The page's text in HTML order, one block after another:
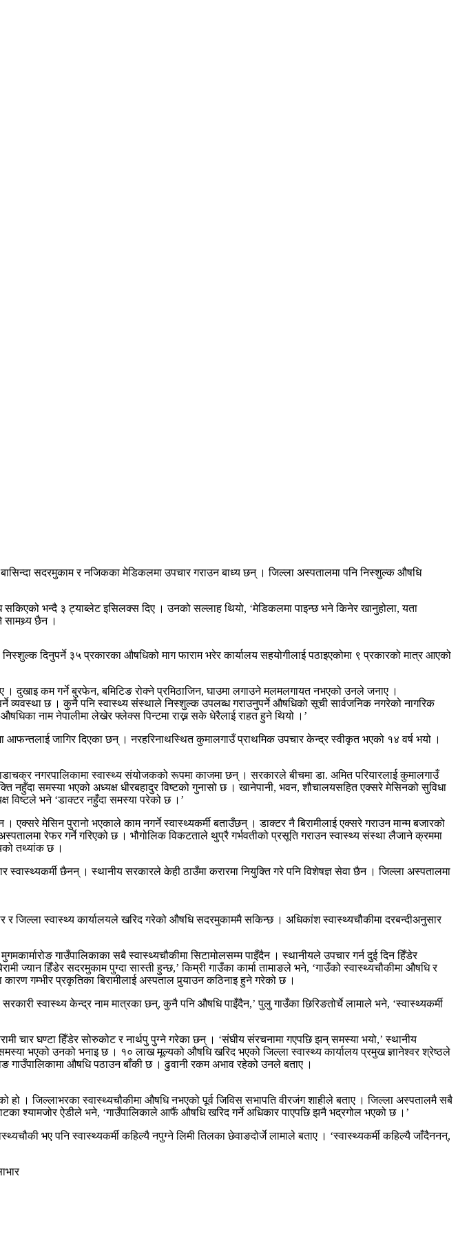
सदरमुकाम र नजिकका मेडिकलमा उपचार गराउन बाध्य छन् । जिल्ला अस्पतालमा पनि निस्शुल्क औषधि
सकिएको भन्दै ३ ट्याब्लेट इसिलक्स दिए । उनको सल्लाह थियो, ‘मेडिकलमा पाइन्छ भने किनेर खानुहोला, यता
छैन ।
दिनुपर्ने ३५ प्रकारका औषधिको माग फाराम भरेर कार्यालय सहयोगीलाई पठाइएकोमा ९ प्रकारको मात्र आएको
। दुखाइ कम गर्ने बु्रफेन, बमिटिङ रोक्ने प्रमिठाजिन, घाउमा लगाउने मलमलगायत नभएको उनले जनाए ।
व्यवस्था छ । कुनै पनि स्वास्थ्य संस्थाले निस्शुल्क उपलब्ध गराउनुपर्ने औषधिको सूची सार्वजनिक नगरेको नागरिक
नाम नेपालीमा लेखेर फ्लेक्स पिन्टमा राख्न सके धेरैलाई राहत हुने थियो ।’
आफन्तलाई जागिर दिएका छन् । नरहरिनाथस्थित कुमालगाउँ प्राथमिक उपचार केन्द्र स्वीकृत भएको १४ वर्ष भयो ।
नगरपालिकामा स्वास्थ्य संयोजकको रूपमा काजमा छन् । सरकारले बीचमा डा. अमित परियारलाई कुमालगाउँ
समस्या भएको अध्यक्ष धीरबहादुर विष्टको गुनासो छ । खानेपानी, भवन, शौचालयसहित एक्सरे मेसिनको सुविधा
विष्टले भने ‘डाक्टर नहुँदा समस्या परेको छ ।’
मेसिन पुरानो भएकाले काम नगर्ने स्वास्थ्यकर्मी बताउँछन् । डाक्टर नै बिरामीलाई एक्सरे गराउन मान्म बजारको
रेफर गर्ने गरिएको छ । भौगोलिक विकटताले थुप्रै गर्भवतीको प्रसूति गराउन स्वास्थ्य संस्था लैजाने क्रममा
तथ्यांक छ ।
छैनन् । स्थानीय सरकारले केही ठाउँमा करारमा नियुक्ति गरे पनि विशेषज्ञ सेवा छैन । जिल्ला अस्पतालमा
जिल्ला स्वास्थ्य कार्यालयले खरिद गरेको औषधि सदरमुकाममै सकिन्छ । अधिकांश स्वास्थ्यचौकीमा दरबन्दीअनुसार
गाउँपालिकाका सबै स्वास्थ्यचौकीमा सिटामोलसम्म पाइँदैन । स्थानीयले उपचार गर्न दुई दिन हिँडेर
हिँडेर सदरमुकाम पुग्दा सास्ती हुन्छ,’ किम्री गाउँका कार्मा तामाङले भने, ‘गाउँको स्वास्थ्यचौकीमा औषधि र
गम्भीर प्रकृतिका बिरामीलाई अस्पताल पुर्‍याउन कठिनाइ हुने गरेको छ ।
स्वास्थ्य केन्द्र नाम मात्रका छन्, कुनै पनि औषधि पाइँदैन,’ पुलु गाउँका छिरिङतोर्चे लामाले भने, ‘स्वास्थ्यकर्मी
चार घण्टा हिँडेर सोरुकोट र नार्थपु पुग्ने गरेका छन् । ‘संघीय संरचनामा गएपछि झन् समस्या भयो,’ स्थानीय
भएको उनको भनाइ छ । १० लाख मूल्यको औषधि खरिद भएको जिल्ला स्वास्थ्य कार्यालय प्रमुख ज्ञानेश्वर श्रेष्ठले
गाउँपालिकामा औषधि पठाउन बाँकी छ । ढुवानी रकम अभाव रहेको उनले बताए ।
। जिल्लाभरका स्वास्थ्यचौकीमा औषधि नभएको पूर्व जिविस सभापति वीरजंग शाहीले बताए । जिल्ला अस्पतालमै सबै
श्यामजोर ऐडीले भने, ‘गाउँपालिकाले आफैं औषधि खरिद गर्ने अधिकार पाएपछि झनै भद्रगोल भएको छ ।’
भए पनि स्वास्थ्यकर्मी कहिल्यै नपुग्ने लिमी तिलका छेवाङदोर्जे लामाले बताए । ‘स्वास्थ्यकर्मी कहिल्यै जाँदैननन्,